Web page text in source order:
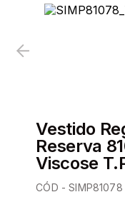
Vestido
Reserva
Viscose
CÓD -SIMP81078